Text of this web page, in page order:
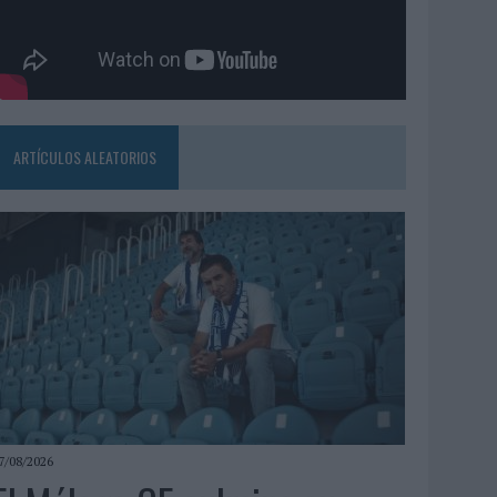
ARTÍCULOS ALEATORIOS
08/2026